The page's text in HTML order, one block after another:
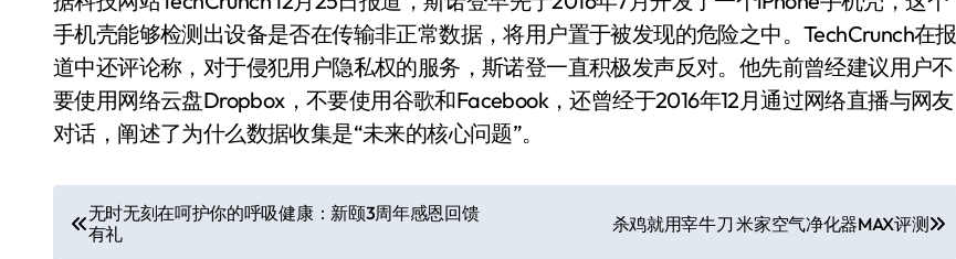
手机壳能够检测出设备是否在传输非正常数据，将用户置于被发现的危险之中。TechCrunch在报
道中还评论称，对于侵犯用户隐私权的服务，斯诺登一直积极发声反对。他先前曾经建议用户不
要使用网络云盘Dropbox，不要使用谷歌和Facebook，还曾经于2016年12月通过网络直播与网友
对话，阐述了为什么数据收集是“未来的核心问题”。
文无时无刻在呵护你的呼吸健康：新颐3周年感恩回馈
有礼
杀鸡就用宰牛刀 米家空气净化器MAX评测